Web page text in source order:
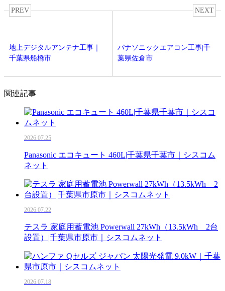
PREV
地上デジタルアンテナ工事｜
千葉県船橋市
NEXT
パナソニックエアコン工事|千
葉県佐倉市
関連記事
2026.07.25
Panasonic エコキュート 460L|千葉県千葉市｜シスコム
ネット
2026.07.22
テスラ 家庭用蓄電池 Powerwall 27kWh（13.5kWh 2台
設置）|千葉県市原市｜シスコムネット
2026.07.18